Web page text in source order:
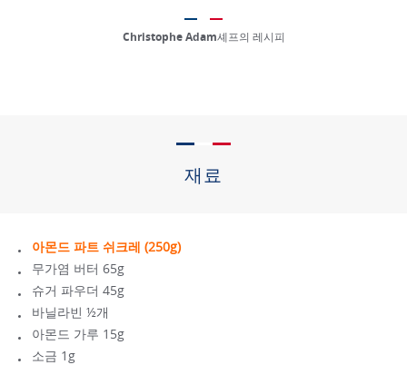
Christophe Adam셰프의 레시피
재료
아몬드 파트 쉬크레 (250g)
무가염 버터 65g
슈거 파우더 45g
바닐라빈 ½개
아몬드 가루 15g
소금 1g